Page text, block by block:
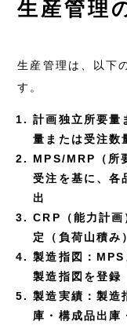
生産管理
生産管理は、以下
す。
計画独立所要量
量または受注数
MPS/MRP（所
受注を基に、各
出
CRP（能力計
定（負荷山積み
製造指図：MPS
製造指図を登録
製造実績：製造
庫・構成品出庫